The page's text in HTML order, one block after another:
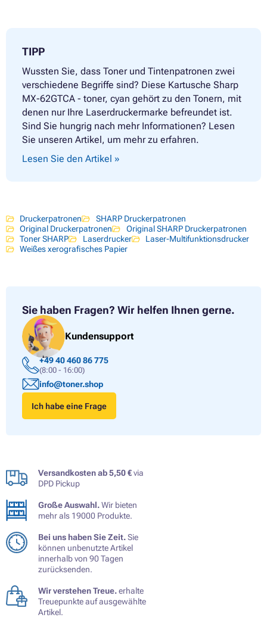
TIPP
Wussten Sie, dass Toner und Tintenpatronen zwei
verschiedene Begriffe sind? Diese Kartusche Sharp
MX-62GTCA - toner, cyan gehört zu den Tonern, mit
denen nur Ihre Laserdruckermarke befreundet ist.
Sind Sie hungrig nach mehr Informationen? Lesen
Sie unseren Artikel, um mehr zu erfahren.
Lesen Sie den Artikel »
Druckerpatronen
SHARP Druckerpatronen
Original Druckerpatronen
Original SHARP Druckerpatronen
Toner SHARP
Laserdrucker
Laser-Multifunktionsdrucker
Weißes xerografisches Papier
Sie haben Fragen? Wir helfen Ihnen gerne.
Kundensupport
+49 40 460 86 775
(8:00 - 16:00)
info@toner.shop
Ich habe eine Frage
Versandkosten ab 5,50 €via
DPD Pickup
Große Auswahl.Wir bieten
mehr als 19000 Produkte.
Bei uns haben Sie Zeit.Sie
können unbenutzte Artikel
innerhalb von 90 Tagen
zurücksenden.
Wir verstehen Treue.erhalte
Treuepunkte auf ausgewählte
Artikel.